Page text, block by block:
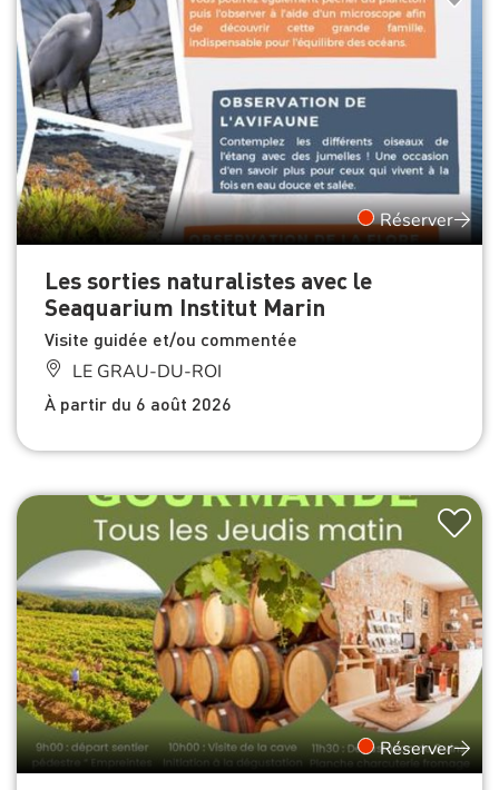
Réserver
Les sorties naturalistes avec le
Seaquarium Institut Marin
Visite guidée et/ou commentée
LE GRAU-DU-ROI
À partir du 6 août 2026
Réserver